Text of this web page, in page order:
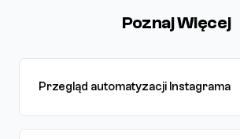
Poznaj Więcej
Przegląd automatyzacji Instagrama